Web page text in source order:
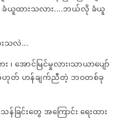
ခံယူထားသလား....ဘယ်လို ခံယူ
သလဲ...
း ၊ အောင်မြင်မှုလား၊သာယာပျော်
မှမဟုတ် ဟန်ချက်ညီတဲ့ ဘဝတစ်ခု
ြင်းတွေ အကြောင်း ရေးထား